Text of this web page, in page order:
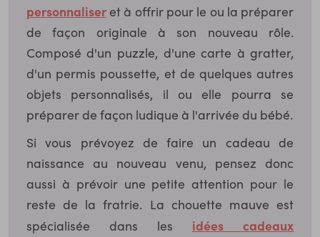
personnaliseret à offrir pour le ou la préparer
de façon originale à son nouveau rôle.
Composé d'un puzzle, d'une carte à gratter,
d'un permis poussette, et de quelques autres
objets personnalisés, il ou elle pourra se
préparer de façon ludique à l'arrivée du bébé.
Si vous prévoyez de faire un cadeau de
naissance au nouveau venu, pensez donc
aussi à prévoir une petite attention pour le
reste de la fratrie. La chouette mauve est
spécialisée dans les idées cadeaux